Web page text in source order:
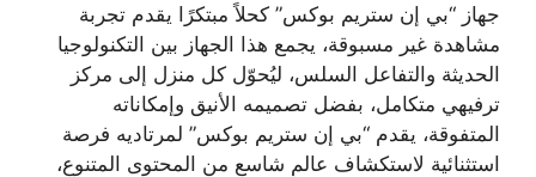
جهاز “بي إن ستريم بوكس” كحلاً مبتكرًا يقدم تجربة
مشاهدة غير مسبوقة، يجمع هذا الجهاز بين التكنولوجيا
الحديثة والتفاعل السلس، ليُحوّل كل منزل إلى مركز
ترفيهي متكامل، بفضل تصميمه الأنيق وإمكاناته
المتفوقة، يقدم “بي إن ستريم بوكس” لمرتاديه فرصة
استثنائية لاستكشاف عالمٍ شاسع من المحتوى المتنوع،